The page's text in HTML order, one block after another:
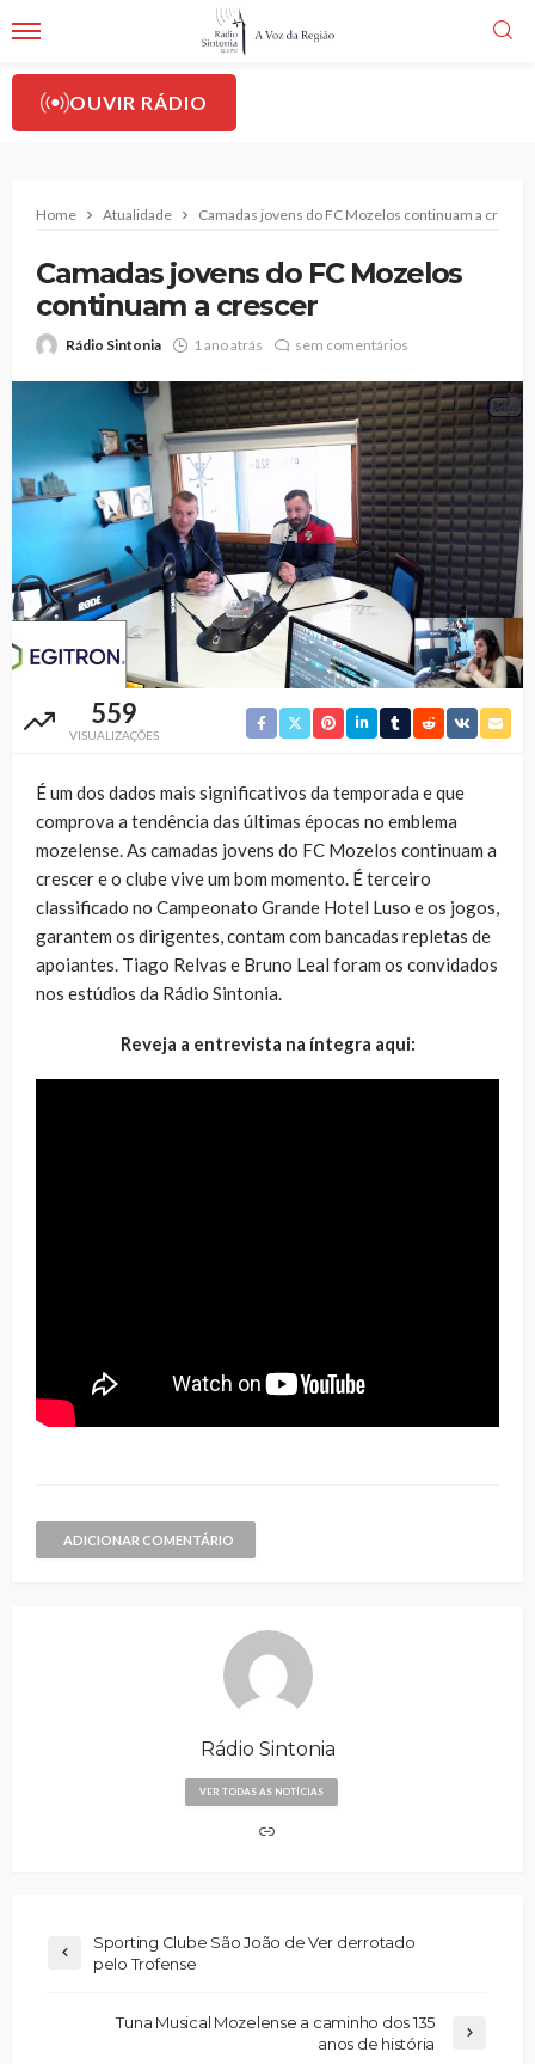
OUVIR RÁDIO
Home Atualidade Camadas jovens do FC Mozelos continuam a crescer
Camadas jovens do FC Mozelos
continuam a crescer
Rádio Sintonia 1 ano atrás sem comentários
559
VISUALIZAÇÕES
É um dos dados mais significativos da temporada e que
comprova a tendência das últimas épocas no emblema
mozelense. As camadas jovens do FC Mozelos continuam a
crescer e o clube vive um bom momento. É terceiro
classificado no Campeonato Grande Hotel Luso e os jogos,
garantem os dirigentes, contam com bancadas repletas de
apoiantes. Tiago Relvas e Bruno Leal foram os convidados
nos estúdios da Rádio Sintonia.
Reveja a entrevista na íntegra aqui:
ADICIONAR COMENTÁRIO
Rádio Sintonia
VER TODAS AS NOTÍCIAS
Sporting Clube São João de Ver derrotado
pelo Trofense
Tuna Musical Mozelense a caminho dos 135
anos de história